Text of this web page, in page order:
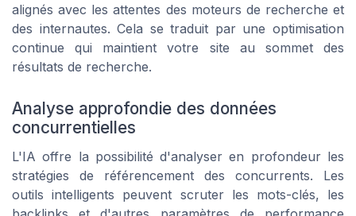
alignés avec les attentes des moteurs de recherche et
des internautes. Cela se traduit par une optimisation
continue qui maintient votre site au sommet des
résultats de recherche.
Analyse approfondie des données
concurrentielles
L'IA offre la possibilité d'analyser en profondeur les
stratégies de référencement des concurrents. Les
outils intelligents peuvent scruter les mots-clés, les